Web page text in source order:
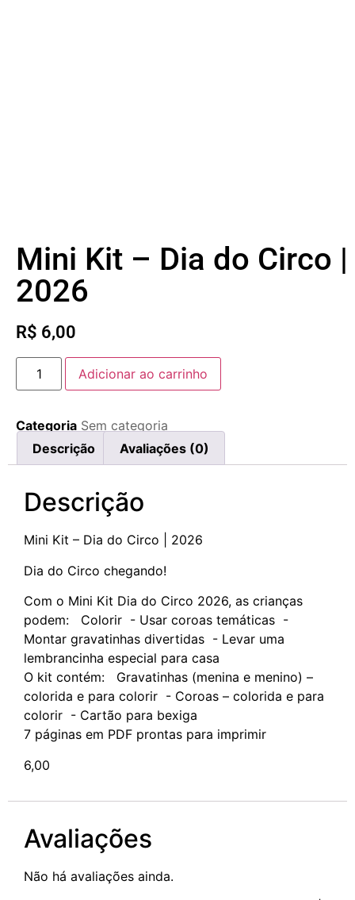
Mini Kit – Dia do Circo |
2026
R$ 6,00
Adicionar ao carrinho
Categoria Sem categoria
Descrição
Avaliações (0)
Descrição
Mini Kit – Dia do Circo | 2026
Dia do Circo chegando!
Com o Mini Kit Dia do Circo 2026, as crianças
podem: Colorir - Usar coroas temáticas -
Montar gravatinhas divertidas - Levar uma
lembrancinha especial para casa
O kit contém: Gravatinhas (menina e menino) –
colorida e para colorir - Coroas – colorida e para
colorir - Cartão para bexiga
7 páginas em PDF prontas para imprimir
6,00
Avaliações
Não há avaliações ainda.